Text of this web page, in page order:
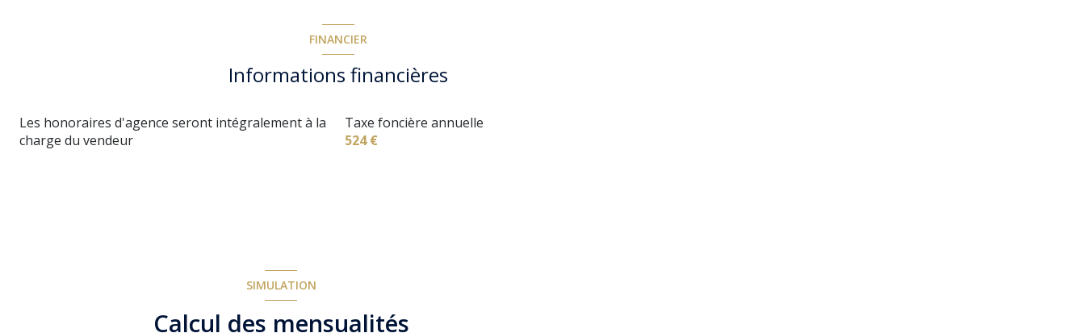
FINANCIER
Informations financières
Les honoraires d'agence seront intégralement à la
charge du vendeur
Taxe foncière annuelle
524 €
SIMULATION
Calcul des mensualités